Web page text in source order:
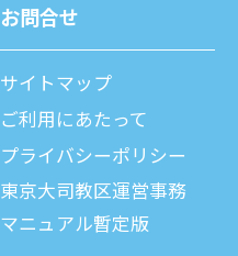
お問合せ
サイトマップ
ご利⽤にあたって
プライバシーポリシー
東京大司教区運営事務
マニュアル暫定版